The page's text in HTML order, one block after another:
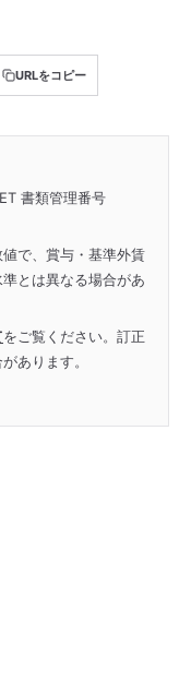
URLをコピー
書類管理番号
で、賞与・基準外賃
とは異なる場合があ
をご覧ください。訂正
あります。